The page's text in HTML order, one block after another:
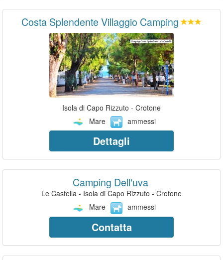
Costa Splendente Villaggio Camping
Isola di Capo Rizzuto - Crotone
Mare
ammessi
Dettagli
Camping Dell'uva
Le Castella - Isola di Capo Rizzuto - Crotone
Mare
ammessi
Contatta